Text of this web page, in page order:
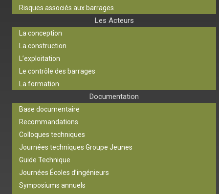
Risques associés aux barrages
Les Acteurs
La conception
La construction
L’exploitation
Le contrôle des barrages
La formation
Documentation
Base documentaire
Recommandations
Colloques techniques
Journées techniques Groupe Jeunes
Guide Technique
Journées Écoles d’ingénieurs
Symposiums annuels